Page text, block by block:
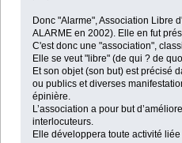
Donc "Alarme", Association Libre
ALARME en 2002). Elle en fut
C'est donc une "association",
Elle se veut "libre" (de qui ? de
Et son objet (son but) est précisé
ou publics et diverses
épinière.
L’association a pour but
interlocuteurs.
Elle développera toute activité